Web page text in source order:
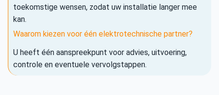
toekomstige wensen, zodat uw installatie langer mee
kan.
Waarom kiezen voor één elektrotechnische partner?
U heeft één aanspreekpunt voor advies, uitvoering,
controle en eventuele vervolgstappen.